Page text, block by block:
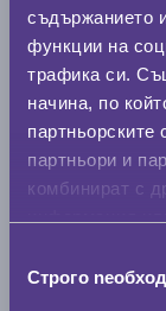
съдържанието
функции на
трафика си.
начина, по
партньори и
комбинират с
наСтрого